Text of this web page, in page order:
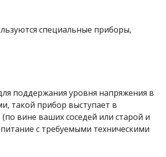
специальные приборы,
поддержания уровня напряжения в
такой прибор выступает в
вине ваших соседей или старой и
с требуемыми техническими